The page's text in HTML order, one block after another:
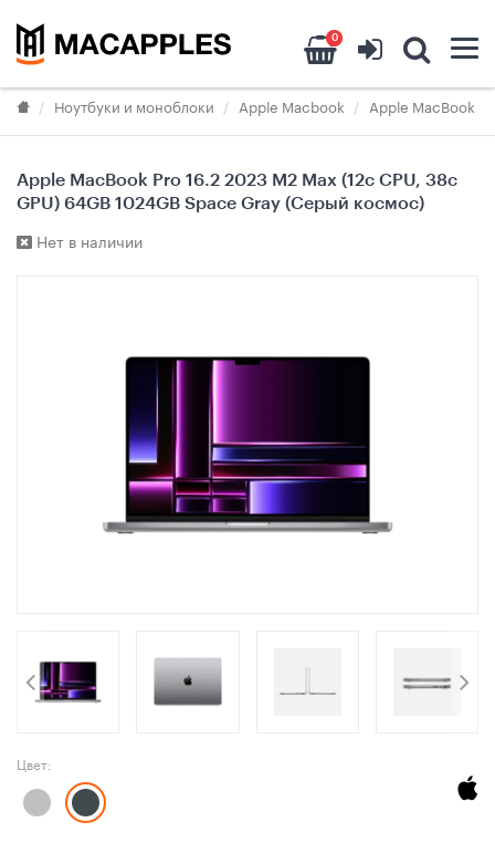
0
Ноутбуки и моноблоки Apple Macbook Apple MacBook
Apple MacBook Pro 16.2 2023 M2 Max (12c CPU, 38c
GPU) 64GB 1024GB Space Gray (Серый космос)
Нет в наличии
Цвет: